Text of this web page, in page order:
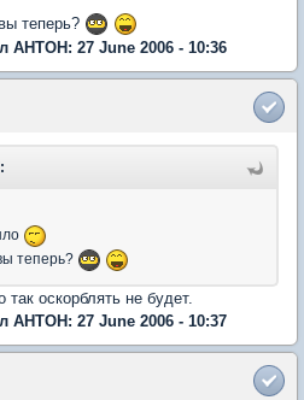
теперь?
27 June 2006 - 10:36
теперь?
так оскорблять не будет.
27 June 2006 - 10:37